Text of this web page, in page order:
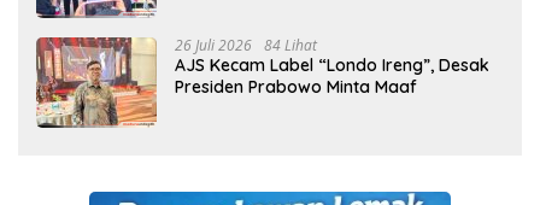
26 Juli 2026 84 Lihat
AJS Kecam Label “Londo Ireng”, Desak
Presiden Prabowo Minta Maaf